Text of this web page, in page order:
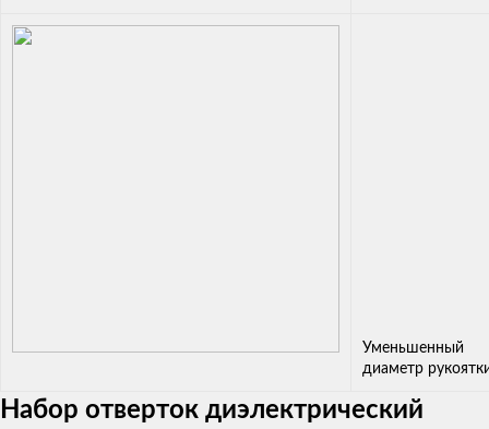
Уменьшенный
диаметр
Набор отверток диэлектрический